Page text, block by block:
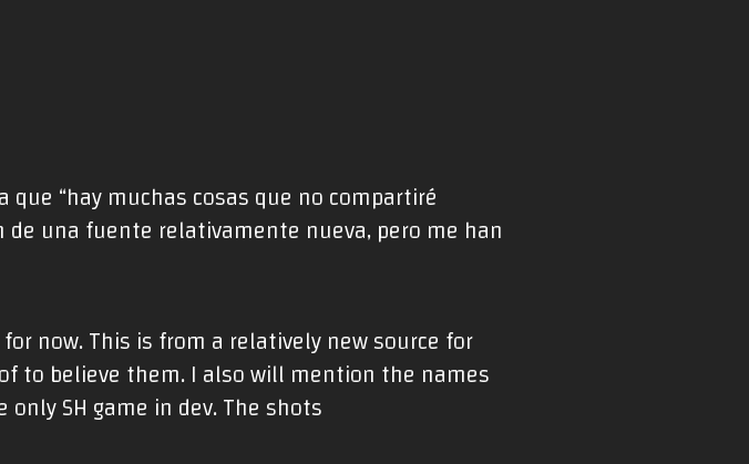
“hay muchas cosas que no compartiré
de una fuente relativamente nueva, pero me han
now. This is from a relatively new source for
to believe them. I also will mention the names
only SH game in dev. The shots